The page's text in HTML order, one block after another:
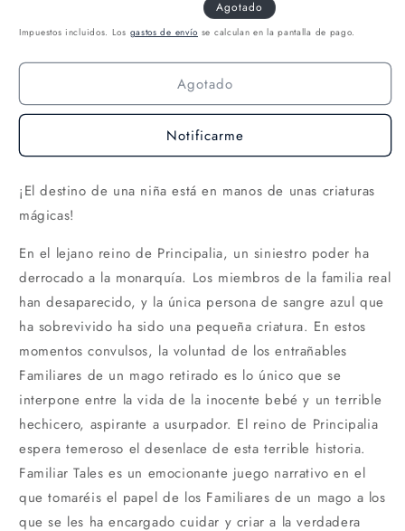
Agotado
Impuestos incluidos. Los gastos de envío se calculan en la pantalla de pago.
Agotado
Notificarme
¡El destino de una niña está en manos de unas criaturas
mágicas!
En el lejano reino de Principalia, un siniestro poder ha
derrocado a la monarquía. Los miembros de la familia real
han desaparecido, y la única persona de sangre azul que
ha sobrevivido ha sido una pequeña criatura. En estos
momentos convulsos, la voluntad de los entrañables
Familiares de un mago retirado es lo único que se
interpone entre la vida de la inocente bebé y un terrible
hechicero, aspirante a usurpador. El reino de Principalia
espera temeroso el desenlace de esta terrible historia.
Familiar Tales es un emocionante juego narrativo en el
que tomaréis el papel de los Familiares de un mago a los
que se les ha encargado cuidar y criar a la verdadera